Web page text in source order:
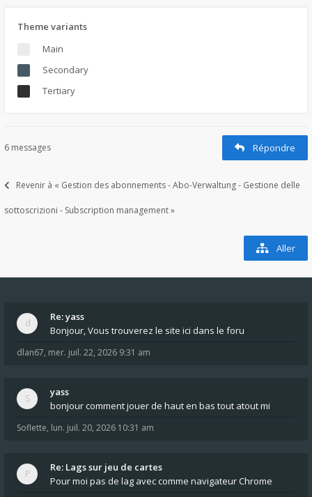
Theme variants
Main
Secondary
Tertiary
6 messages Répondre
Revenir à « Gestion des abonnements - Abo-Verwaltung - Gestione delle
sottoscrizioni - Subscription management »
Aller
Re: yass
Bonjour, Vous trouverez le site ici dans le foru
dlan67, mer. juil. 22, 2026 9:31 am
yass
bonjour comment jouer de haut en bas tout atout mi
Soflette, lun. juil. 20, 2026 10:31 am
Re: Lags sur jeu de cartes
Pour moi pas de lag avec comme navigateur Chrome